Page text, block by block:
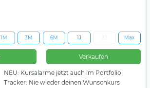
1M 3M 6M 1J Max
Verkaufen
NEU: Kursalarme jetzt auch im Portfolio
Tracker: Nie wieder deinen Wunschkurs